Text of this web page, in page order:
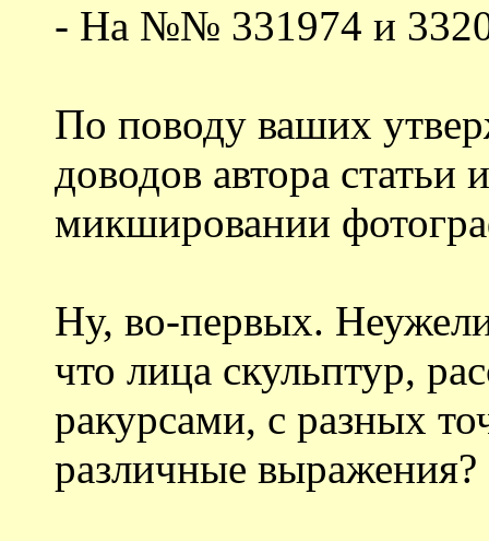
- На №№ 331974 и
По поводу ваших
доводов автора
микшировании
Ну, во-первых.
что лица скульптур,
ракурсами, с разных
различные выражения?